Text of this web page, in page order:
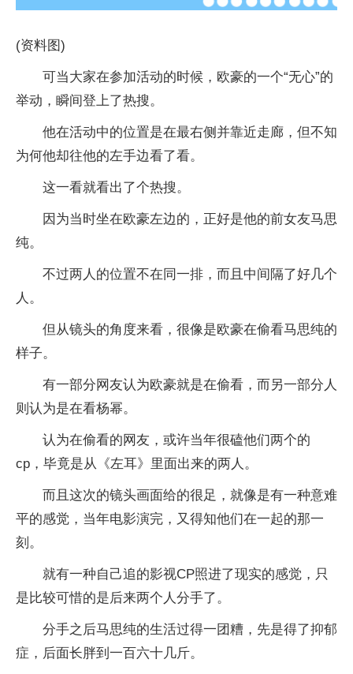
(资料图)
可当大家在参加活动的时候，欧豪的一个“无心”的
举动，瞬间登上了热搜。
他在活动中的位置是在最右侧并靠近走廊，但不知
为何他却往他的左手边看了看。
这一看就看出了个热搜。
因为当时坐在欧豪左边的，正好是他的前女友马思
纯。
不过两人的位置不在同一排，而且中间隔了好几个
人。
但从镜头的角度来看，很像是欧豪在偷看马思纯的
样子。
有一部分网友认为欧豪就是在偷看，而另一部分人
则认为是在看杨幂。
认为在偷看的网友，或许当年很磕他们两个的
cp，毕竟是从《左耳》里面出来的两人。
而且这次的镜头画面给的很足，就像是有一种意难
平的感觉，当年电影演完，又得知他们在一起的那一
刻。
就有一种自己追的影视CP照进了现实的感觉，只
是比较可惜的是后来两个人分手了。
分手之后马思纯的生活过得一团糟，先是得了抑郁
症，后面长胖到一百六十几斤。